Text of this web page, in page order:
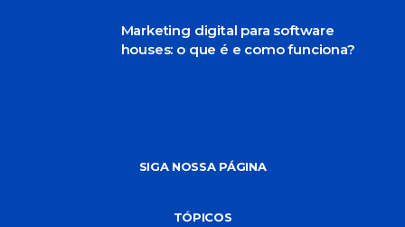
Marketing digital para software
houses: o que é e como funciona?
SIGA NOSSA PÁGINA
TÓPICOS